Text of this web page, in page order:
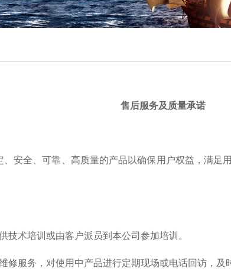
售后服务及质量承诺
安全、可靠、高质量的产品以确保用户权益，满
术培训或由客户派员到本公司参加培训。
服务，对使用中产品进行定期现场或电话回访，及